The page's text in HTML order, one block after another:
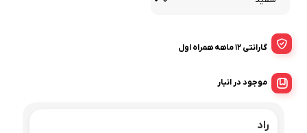
گارانتی 12 ماهه همراه اول
موجود در انبار
راد